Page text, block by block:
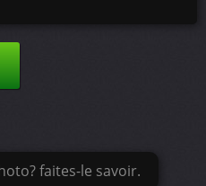
faites-le savoir.